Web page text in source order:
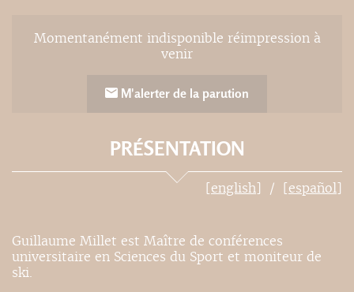
Momentanément indisponible réimpression à
venir
M'alerter de la parution
PRÉSENTATION
[english] [español]
Guillaume Millet est Maître de conférences
universitaire en Sciences du Sport et moniteur de
ski.